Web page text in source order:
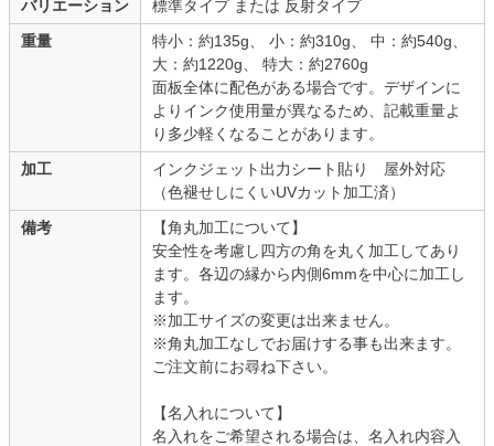
バリエーション
標準タイプ または 反射タイプ
重量
特小：約135g、 小：約310g、 中：約540g、
大：約1220g、 特大：約2760g
面板全体に配色がある場合です。デザインに
よりインク使用量が異なるため、記載重量よ
り多少軽くなることがあります。
加工
インクジェット出力シート貼り 屋外対応
（色褪せしにくいUVカット加工済）
備考
【角丸加工について】
安全性を考慮し四方の角を丸く加工してあり
ます。各辺の縁から内側6mmを中心に加工し
ます。
※加工サイズの変更は出来ません。
※角丸加工なしでお届けする事も出来ます。
ご注文前にお尋ね下さい。
【名入れについて】
名入れをご希望される場合は、名入れ内容入